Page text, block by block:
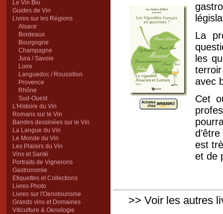
Le Vin Bio
Guides de Vin
Livres sur les Régions
Alsace
Bordeaux
Bourgogne
Champagne
Jura / Savoie
Loire
Languedoc / Roussillon
Provence
Rhône
Sud-Ouest
L'Histoire du Vin
Romans sur le Vin
Bandes dessinées sur le Vin
La Langue du Vin
Le Monde du Vin
Les Plaisirs du Vin
Vins et Santé
Portraits de Vignerons
Gastronomie
Etiquettes et Collections
Livres Photo
Livres sur l'Oenotourisme
Grands vins et Domaines
Viticulture & Oenologie
La
les
avec
Cet
est
et de
>> Voir les autres